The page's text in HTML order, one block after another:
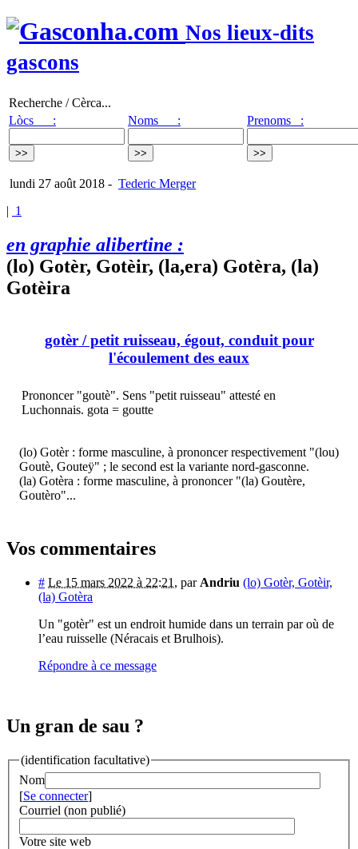
Nos lieux-dits
gascons
Recherche / Cèrca...
Lòcs :
Noms : Prenoms :
lundi 27 août 2018 - Tederic Merger
| 1
en graphie alibertine :
(lo) Gotèr, Gotèir, (la,era) Gotèra, (la)
Gotèira
gotèr/ petit ruisseau, égout, conduit pour
l'écoulement des eaux
Prononcer "goutè". Sens "petit ruisseau" attesté en
Luchonnais. gota = goutte
(lo) Gotèr : forme masculine, à prononcer respectivement "(lou)
Goutè, Gouteÿ" ; le second est la variante nord-gasconne.
(la) Gotèra : forme masculine, à prononcer "(la) Goutère,
Goutèro"...
Vos commentaires
# Le 15 mars 2022 à 22:21 , par Andriu (lo) Gotèr, Gotèir,
(la) Gotèra
Un "gotèr" est un endroit humide dans un terrain par où de
l’eau ruisselle (Néracais et Brulhois).
Répondre à ce message
Un gran de sau ?
(identification facultative)
Nom
[Se connecter]
Courriel (non publié)
Votre site web